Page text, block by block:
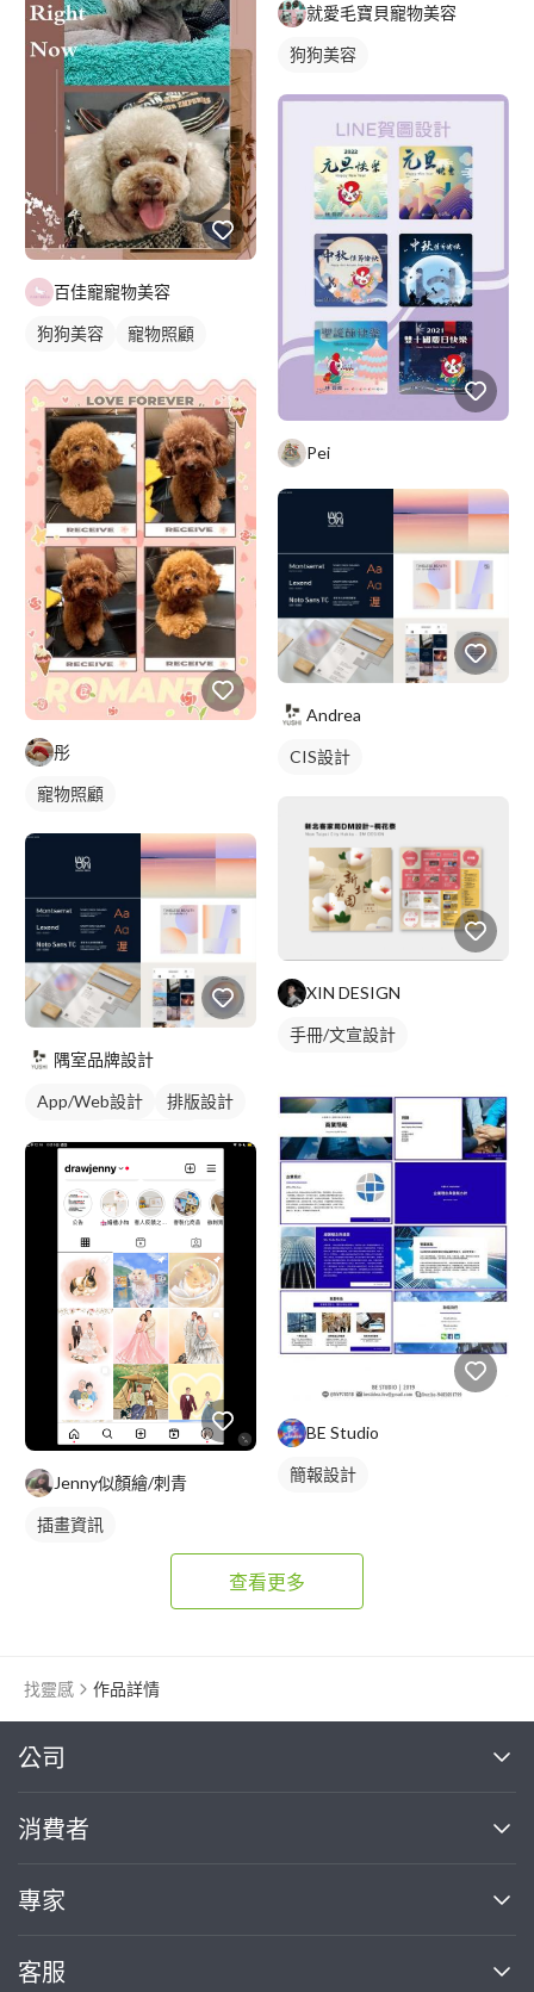
百佳寵寵物美容
狗狗美容 寵物照顧
彤
寵物照顧
隅室品牌設計
App/Web設計
排版設計
簡報設計
插畫資訊
Jenny似顏繪/刺青
插畫資訊
就愛毛寶貝寵物美容
狗狗美容
Pei
Andrea
CIS設計
XIN DESIGN
手冊/文宣設計
BE Studio
簡報設計
查看更多
找靈感 作品詳情
公司
關於我們
部落格
加入我們
消費者
買服務
熱門服務
專家
案件中心
客服
繼續完成